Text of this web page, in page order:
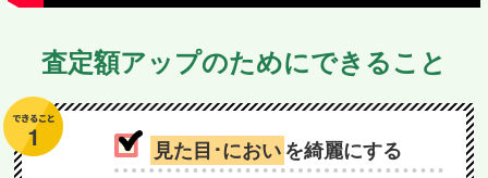
査定額アップのためにできること
見た目･におい を綺麗にする